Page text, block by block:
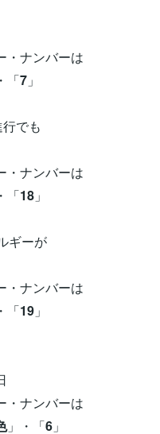
バーは
「7 」
でも
バーは
「18 」
ギーが
バーは
「19 」
バーは
」・「6 」